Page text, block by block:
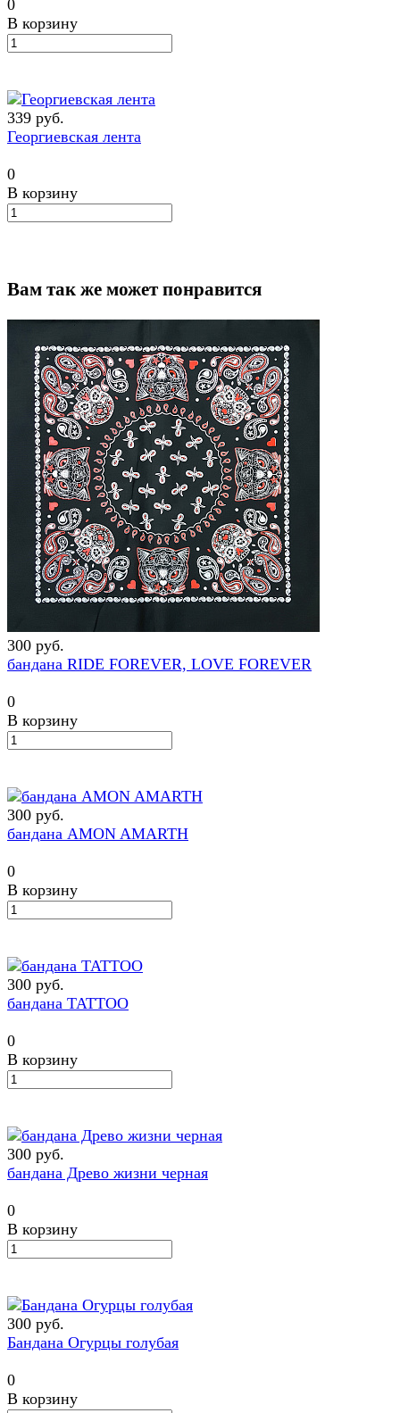
0
В корзину
339 руб.
Георгиевская лента
0
В корзину
Вам так же может понравится
300 руб.
бандана RIDE FOREVER, LOVE FOREVER
0
В корзину
300 руб.
бандана AMON AMARTH
0
В корзину
300 руб.
бандана TATTOO
0
В корзину
300 руб.
бандана Древо жизни черная
0
В корзину
300 руб.
Бандана Огурцы голубая
0
В корзину